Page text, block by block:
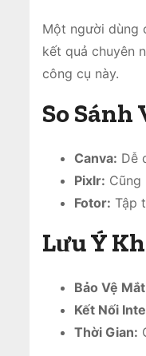
Một người dùng
kết quả chuyên
công cụ này.
So Sánh
Canva: Dễ
Pixlr: Cũng
Fotor: Tập
Lưu Ý
Bảo Vệ
Kết Nối
Thời Gian: